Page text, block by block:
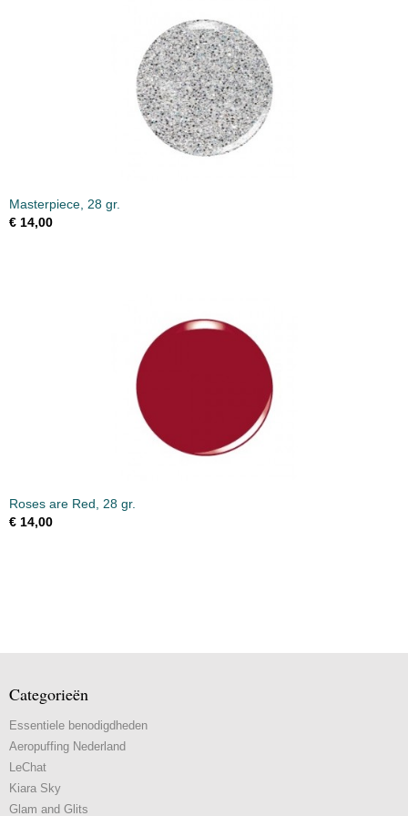
Masterpiece, 28 gr.
€ 14,00
Roses are Red, 28 gr.
€ 14,00
Categorieën
Essentiele benodigdheden
Aeropuffing Nederland
LeChat
Kiara Sky
Glam and Glits